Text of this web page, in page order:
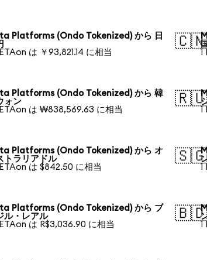
Platforms (Ondo Tokenized) から 日
は ￥93,821.14 に相当
1
Platforms (Ondo Tokenized) から 韓
ォン
は ₩838,569.63 に相当
1
Platforms (Ondo Tokenized) から オ
トラリアドル
は $842.50 に相当
1
Platforms (Ondo Tokenized) から ブ
ル・レアル
は R$3,036.90 に相当
1